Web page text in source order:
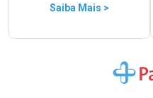
Saiba Mais >
Ir para